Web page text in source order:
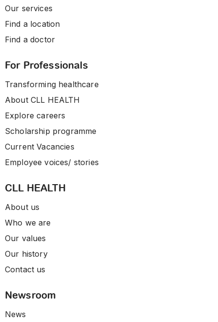
Our services
Find a location
Find a doctor
For Professionals
Transforming healthcare
About CLL HEALTH
Explore careers
Scholarship programme
Current Vacancies
Employee voices/ stories
CLL HEALTH
About us
Who we are
Our values
Our history
Contact us
Newsroom
News